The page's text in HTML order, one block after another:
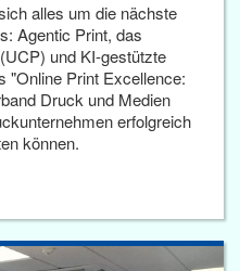
alles um die nächste
Agentic Print, das
und KI-gestützte
"Online Print Excellence:
Druck und Medien
erfolgreich
können.